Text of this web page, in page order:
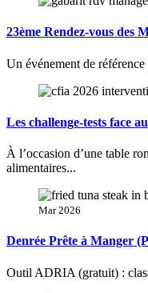
23ème Rendez-vous des
Un événement de
Les challenge-tests face
À l’occasion d’une table
alimentaires...
Mar 2026
Denrée Prête à Manger
Outil ADRIA (gratuit) :